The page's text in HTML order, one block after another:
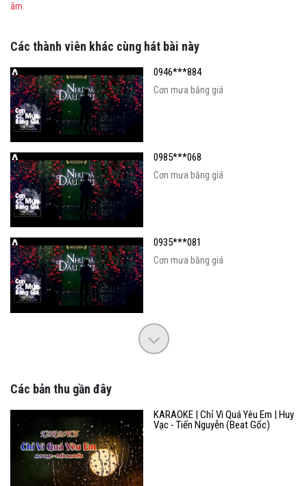
âm.
Các thành viên khác cùng hát bài này
0946***884
Cơn mưa băng giá
0985***068
Cơn mưa băng giá
0935***081
Cơn mưa băng giá
Các bản thu gần đây
KARAOKE | Chỉ Vì Quá Yêu Em | Huy
Vạc - Tiến Nguyễn (Beat Gốc)